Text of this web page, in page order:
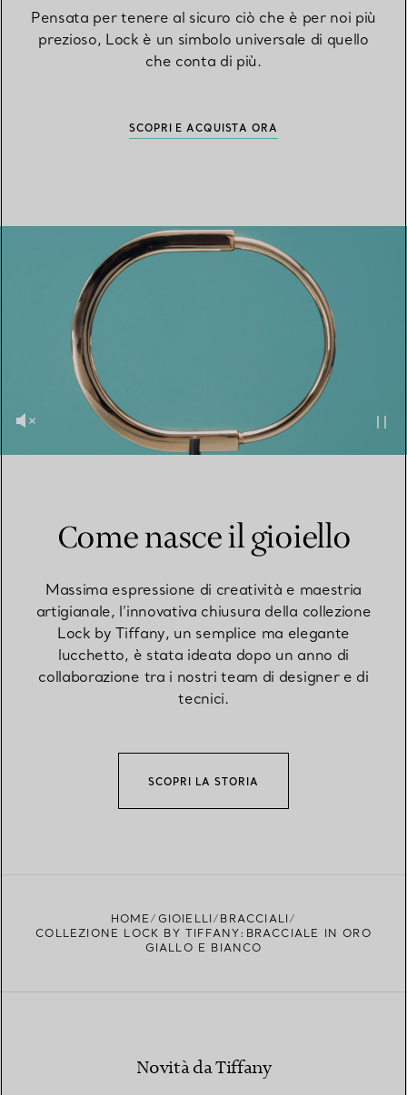
Pensata per tenere al sicuro ciò che è per noi più
prezioso, Lock è un simbolo universale di quello
che conta di più.
SCOPRI E ACQUISTA ORA
Come nasce il gioiello
Massima espressione di creatività e maestria
artigianale, l’innovativa chiusura della collezione
Lock by Tiffany, un semplice ma elegante
lucchetto, è stata ideata dopo un anno di
collaborazione tra i nostri team di designer e di
tecnici.
SCOPRI LA STORIA
HOME GIOIELLI
BRACCIALI
COLLEZIONE LOCK BY TIFFANY:BRACCIALE IN ORO
GIALLO E BIANCO
Novità da Tiffany